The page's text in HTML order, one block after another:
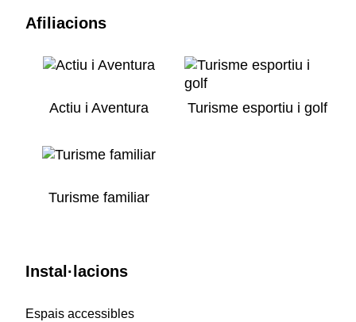
Afiliacions
Actiu i Aventura Turisme esportiu i golf
Turisme familiar
Instal·lacions
Espais accessibles